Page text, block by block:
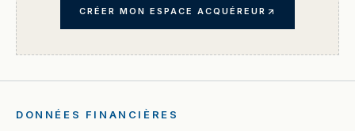
CRÉER MON ESPACE ACQUÉREUR
DONNÉES FINANCIÈRES